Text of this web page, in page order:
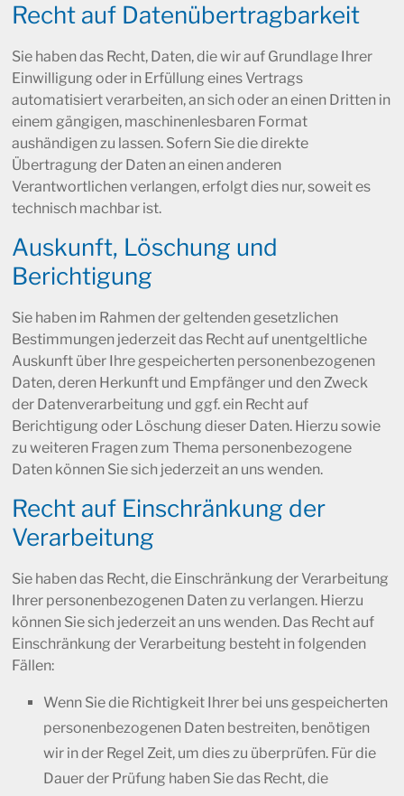
Recht auf Daten­übertrag­barkeit
Sie haben das Recht, Daten, die wir auf Grundlage Ihrer
Einwilligung oder in Erfüllung eines Vertrags
automatisiert verarbeiten, an sich oder an einen Dritten in
einem gängigen, maschinenlesbaren Format
aushändigen zu lassen. Sofern Sie die direkte
Übertragung der Daten an einen anderen
Verantwortlichen verlangen, erfolgt dies nur, soweit es
technisch machbar ist.
Auskunft, Löschung und
Berichtigung
Sie haben im Rahmen der geltenden gesetzlichen
Bestimmungen jederzeit das Recht auf unentgeltliche
Auskunft über Ihre gespeicherten personenbezogenen
Daten, deren Herkunft und Empfänger und den Zweck
der Datenverarbeitung und ggf. ein Recht auf
Berichtigung oder Löschung dieser Daten. Hierzu sowie
zu weiteren Fragen zum Thema personenbezogene
Daten können Sie sich jederzeit an uns wenden.
Recht auf Einschränkung der
Verarbeitung
Sie haben das Recht, die Einschränkung der Verarbeitung
Ihrer personenbezogenen Daten zu verlangen. Hierzu
können Sie sich jederzeit an uns wenden. Das Recht auf
Einschränkung der Verarbeitung besteht in folgenden
Fällen:
Wenn Sie die Richtigkeit Ihrer bei uns gespeicherten
personenbezogenen Daten bestreiten, benötigen
wir in der Regel Zeit, um dies zu überprüfen. Für die
Dauer der Prüfung haben Sie das Recht, die